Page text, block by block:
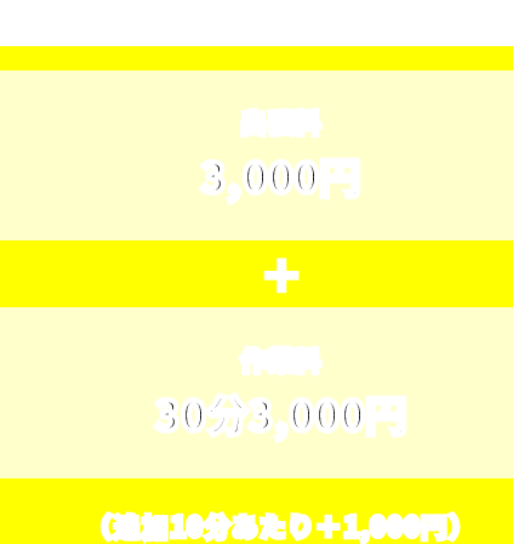
出張料
3,000円
＋
作業料
30分3,000円
（追加10分あたり＋1,000円）